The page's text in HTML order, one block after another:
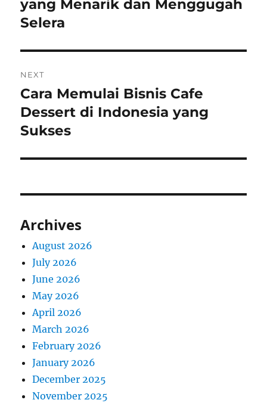
yang Menarik dan Menggugah
Selera
NEXT
Next
post:
Cara Memulai Bisnis Cafe
Dessert di Indonesia yang
Sukses
Archives
August 2026
July 2026
June 2026
May 2026
April 2026
March 2026
February 2026
January 2026
December 2025
November 2025